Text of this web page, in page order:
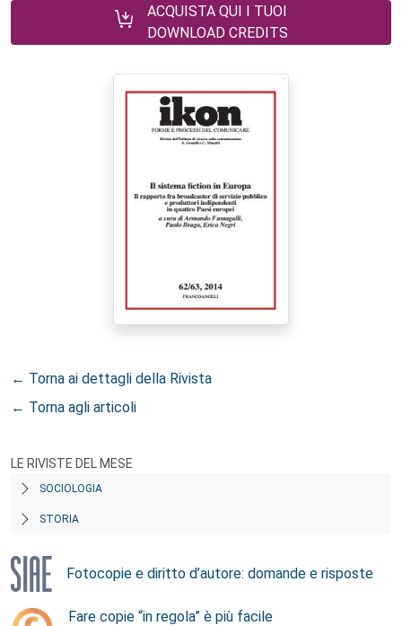
ACQUISTA QUI I TUOI
DOWNLOAD CREDITS
← Torna ai dettagli della Rivista
← Torna agli articoli
LE RIVISTE DEL MESE
SOCIOLOGIA
STORIA
Fotocopie e diritto d’autore: domande e risposte
Fare copie “in regola” è più facile